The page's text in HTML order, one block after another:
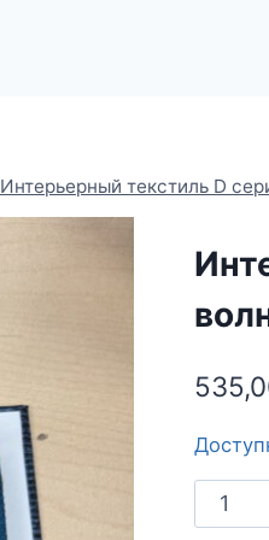
Интерьерный текстиль D
товара